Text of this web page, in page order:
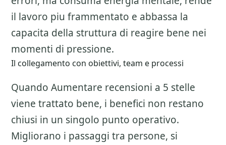
il lavoro piu frammentato e abbassa la
capacita della struttura di reagire bene nei
momenti di pressione.
Il collegamento con obiettivi, team e processi
Quando Aumentare recensioni a 5 stelle
viene trattato bene, i benefici non restano
chiusi in un singolo punto operativo.
Migliorano i passaggi tra persone, si